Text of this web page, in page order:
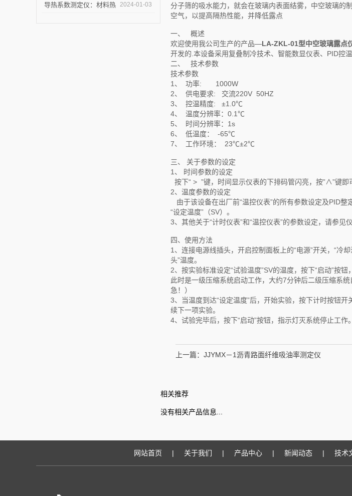
试完毕紧急发货
导热系数测定仪：材料热 2024-01-03
分子筛的吸水能力，就会在玻璃内表面结雾，中空玻璃的
空气，以提高隔热性能，并降低露点
一、 概述
欢迎使用我公司生产的产品—LA-ZKL-01型中空玻璃露点
开发的.本设备采用复叠制冷技术、智能数显仪表、PID控
二、 技术参数
技术参数
1、 功率: 1000W
2、 供电要求: 交流220V 50HZ
3、 控温精度: ±1.0℃
4、 温度分辨率：0.1℃
5、 时间分辨率：1s
6、 低温度： -65℃
7、 工作环境： 23℃±2℃
三、 关于参数的设定
1、 时间参数的设定
按下“ > ”键，时间显示仪表的下排码管闪亮，按”∧”键即
2、温度参数的设定
由于该设备在出厂前“温控仪表”的所有参数设定及PID
“设定温度”（SV）。
3、其他关于“计时仪表”和“温控仪表”的参数设定，请参见
四、使用方法
1、连接电源线插头，开启控制面板上的“电源”开关，“冷
头”温度。
2、按实验标准设定“试验温度”SV的温度，按下“启动”按
此时是一级压缩系统启动工作，大约7分钟后二级压缩系
急！）
3、当温度到达“设定温度”后，开始实验，按下计时按钮
续下一项实验。
4、试验完毕后，按下“启动”按钮，指示灯灭系统停止工作
上一篇： JJYMX－1沥青路面纤维吸油率测定仪
相关推荐
没有相关产品信息...
网站首页 | 关于我们 | 产品中心 | 新闻动态 | 技术